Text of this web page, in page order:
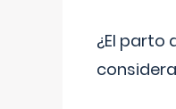
¿El parto